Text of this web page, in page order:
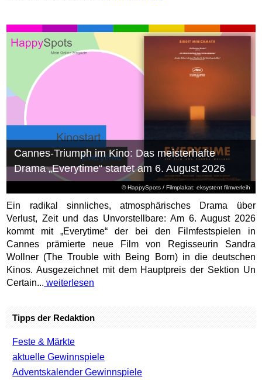
© HappySpots / Filmplakat: eksystent filmverleih
Cannes-Triumph im Kino: Das meisterhafte
Drama „Everytime“ startet am 6. August 2026
Ein radikal sinnliches, atmosphärisches Drama über
Verlust, Zeit und das Unvorstellbare: Am 6. August 2026
kommt mit „Everytime“ der bei den Filmfestspielen in
Cannes prämierte neue Film von Regisseurin Sandra
Wollner (The Trouble with Being Born) in die deutschen
Kinos. Ausgezeichnet mit dem Hauptpreis der Sektion Un
Certain... weiterlesen
Tipps der Redaktion
Feste & Märkte
aktuelle Gewinnspiele
Adventskalender Gewinnspiele